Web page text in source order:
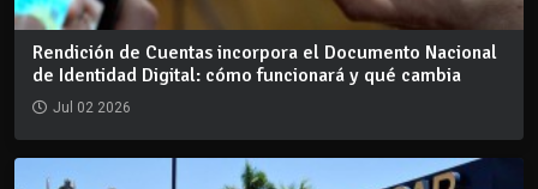
Rendición de Cuentas incorpora el Documento Nacional
de Identidad Digital: cómo funcionará y qué cambia
Jul 02 2026